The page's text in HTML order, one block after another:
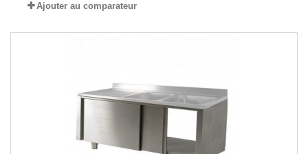
Ajouter au comparateur